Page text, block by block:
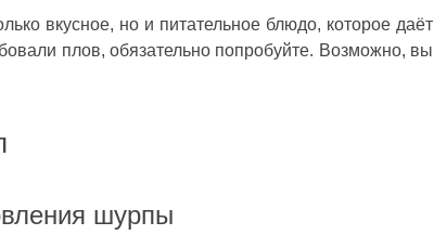
вкусное, но и питательное блюдо, которое даёт
плов, обязательно попробуйте. Возможно, вы
шурпы